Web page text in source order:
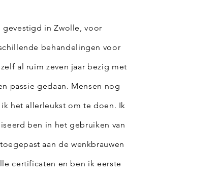
gevestigd in Zwolle,voor
behandelingen voor
al ruim zeven jaar bezig met
passie gedaan. Mensen nog
het allerleukst om te doen. Ik
ben in het gebruiken van
aan de wenkbrauwen
certificaten en ben ik eerste